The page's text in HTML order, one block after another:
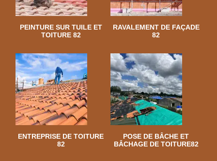
PEINTURE SUR TUILE ET
TOITURE 82
RAVALEMENT DE FAÇADE
82
ENTREPRISE DE TOITURE
82
POSE DE BÂCHE ET
BÂCHAGE DE TOITURE82